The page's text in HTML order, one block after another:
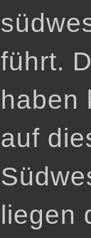
führt.
haben
auf
liegen